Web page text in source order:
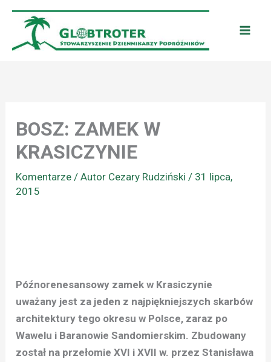
Przejdź
treści
BOSZ: ZAMEK W
KRASICZYNIE
Komentarze / Autor Cezary Rudziński/ 31 lipca,
2015
Późnorenesansowy zamek w Krasiczynie
uważany jest za jeden z najpiękniejszych skarbów
architektury tego okresu w Polsce, zaraz po
Wawelu i Baranowie Sandomierskim. Zbudowany
został na przełomie XVI i XVII w. przez Stanisława